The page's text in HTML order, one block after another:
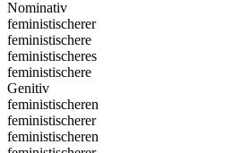
Nominativ
feministischerer
feministischere
feministischeres
feministischere
Genitiv
feministischeren
feministischerer
feministischeren